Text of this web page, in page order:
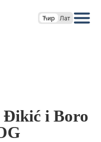
Ћир Лат
Đikić i Boro